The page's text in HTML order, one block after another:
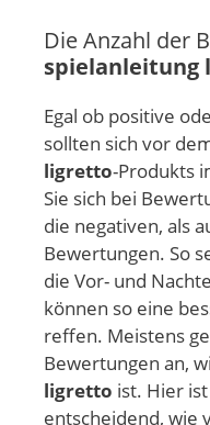
Die Anzahl der
spielanleitung
Egal ob positive
sollten sich vor
ligretto-Produkts
Sie sich bei
die negativen, als
Bewertungen. So
die Vor- und
können so eine
reffen. Meistens
Bewertungen an,
ligretto ist. Hier
entscheidend, wie